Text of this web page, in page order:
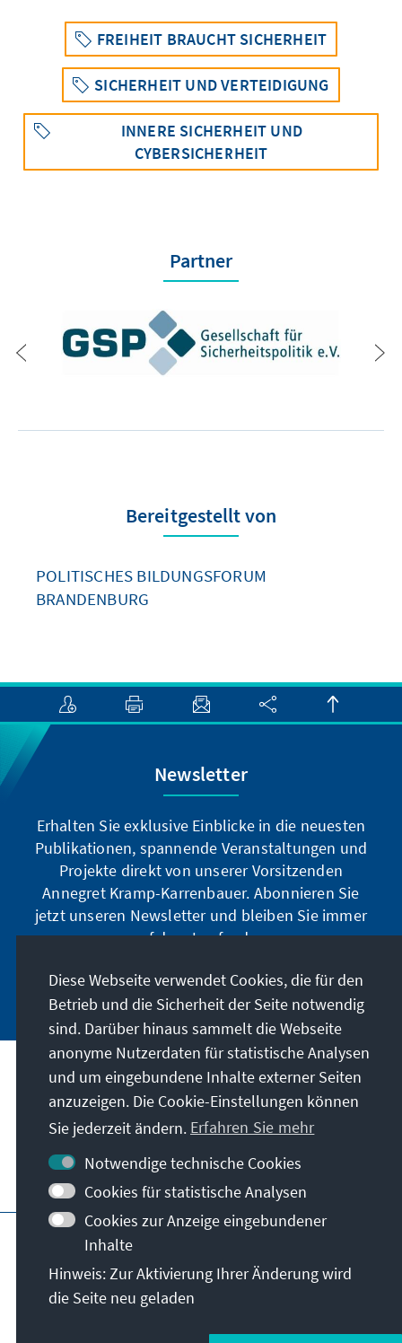
FREIHEIT BRAUCHT SICHERHEIT
SICHERHEIT UND VERTEIDIGUNG
INNERE SICHERHEIT UND
CYBERSICHERHEIT
Partner
Bereitgestellt von
POLITISCHES BILDUNGSFORUM
BRANDENBURG
Newsletter
Erhalten Sie exklusive Einblicke in die neuesten
Publikationen, spannende Veranstaltungen und
Projekte direkt von unserer Vorsitzenden
Annegret Kramp-Karrenbauer. Abonnieren Sie
jetzt unseren Newsletter und bleiben Sie immer
auf dem Laufenden.
Jetzt abonnieren
Unser Auftrag
Kontakt
Weitere Angebote der Stiftung
Impressum
Datenschutz
Nutzungsbedingungen
Erklärung zur Barrierefreiheit
Barriere melden
Sitemap
© Konrad-Adenauer-Stiftung e.V. 2026
Diese Webseite verwendet Cookies, die für den
Betrieb und die Sicherheit der Seite notwendig
sind. Darüber hinaus sammelt die Webseite
anonyme Nutzerdaten für statistische Analysen
und um eingebundene Inhalte externer Seiten
anzuzeigen. Die Cookie-Einstellungen können
Sie jederzeit ändern. Erfahren Sie mehr
Notwendige technische Cookies
Cookies für statistische Analysen
Cookies zur Anzeige eingebundener
Inhalte
Hinweis: Zur Aktivierung Ihrer Änderung wird
die Seite neu geladen